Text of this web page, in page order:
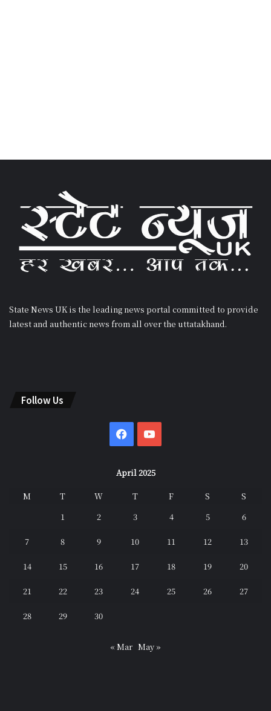
State News UK is the leading news portal committed to provide
latest and authentic news from all over the uttatakhand.
Follow Us
Facebook
April 2025
M T W T F S
S
1
2 3 4 5 6
7 8 9 10 11 12 13
14 15 16 17 18 19 20
21 22 23 24 25 26 27
28 29 30
« Mar May »